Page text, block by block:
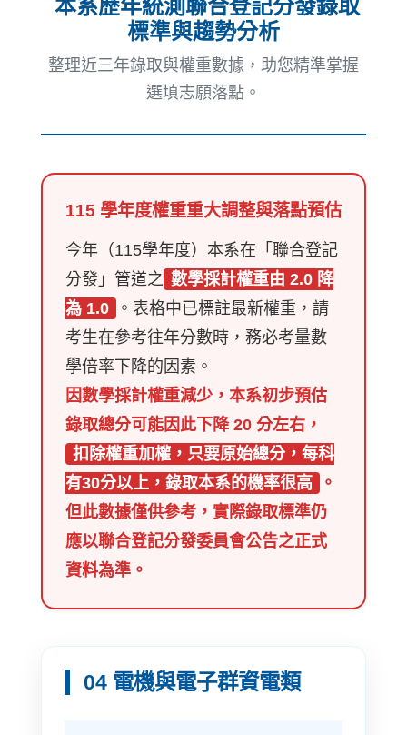
本系歷年統測聯合登記分發錄取
標準與趨勢分析
整理近三年錄取與權重數據，助您精準掌握
選填志願落點。
115 學年度權重重大調整與落點預估
今年（115學年度）本系在「聯合登記
分發」管道之 數學採計權重由 2.0 降
為 1.0
。表格中已標註最新權重，請
考生在參考往年分數時，務必考量數
學倍率下降的因素。
因數學採計權重減少，本系初步預估
錄取總分可能因此下降 20 分左右，
扣除權重加權，只要原始總分，每科
有30分以上，錄取本系的機率很高
。
但此數據僅供參考，實際錄取標準仍
應以聯合登記分發委員會公告之正式
資料為準。
04 電機與電子群資電類